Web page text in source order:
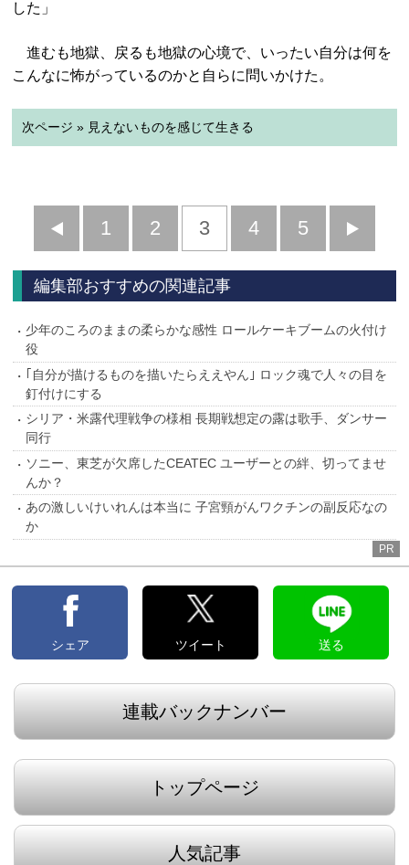
した」
進むも地獄、戻るも地獄の心境で、いったい自分は何を
こんなに怖がっているのかと自らに問いかけた。
次ページ » 見えないものを感じて生きる
前
へ
1 2 3 4 5
へ
編集部おすすめの関連記事
少年のころのままの柔らかな感性 ロールケーキブームの火付け
役
｢自分が描けるものを描いたらええやん｣ ロック魂で人々の目を
釘付けにする
シリア・米露代理戦争の様相 長期戦想定の露は歌手、ダンサー
同行
ソニー、東芝が欠席したCEATEC ユーザーとの絆、切ってませ
んか？
あの激しいけいれんは本当に 子宮頸がんワクチンの副反応なの
か
PR
シェア ツイート 送る
連載バックナンバー
トップページ
人気記事